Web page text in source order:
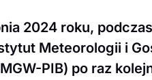
2024 roku,
Meteorologii i
PIB) po raz